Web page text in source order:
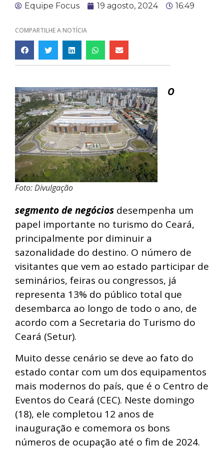
Equipe Focus 19 agosto, 2024 16:49
COMPARTILHE A NOTÍCIA
Foto: Divulgação
O
segmento de negócios desempenha um
papel importante no turismo do Ceará,
principalmente por diminuir a
sazonalidade do destino. O número de
visitantes que vem ao estado participar de
seminários, feiras ou congressos, já
representa 13% do público total que
desembarca ao longo de todo o ano, de
acordo com a Secretaria do Turismo do
Ceará (Setur).
Muito desse cenário se deve ao fato do
estado contar com um dos equipamentos
mais modernos do país, que é o Centro de
Eventos do Ceará (CEC). Neste domingo
(18), ele completou 12 anos de
inauguração e comemora os bons
números de ocupação até o fim de 2024.